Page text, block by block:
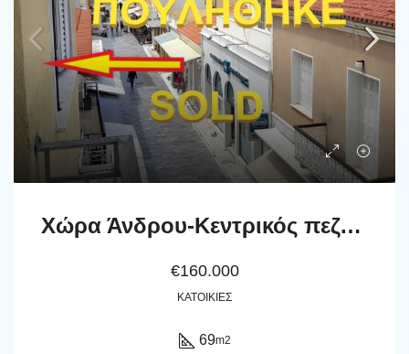
Χώρα Άνδρου-Κεντρικός πεζόδρομος: Διαμέρισμα 69 m2, 2ου-ορόφου
€160.000
ΚΑΤΟΙΚΊΕΣ
69m2